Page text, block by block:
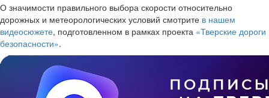
О значимости правильного выбора скорости относительно
дорожных и метеорологических условий смотрите в нашем
видеосюжете, подготовленном в рамках проекта «Тверские дороги
безопасности».